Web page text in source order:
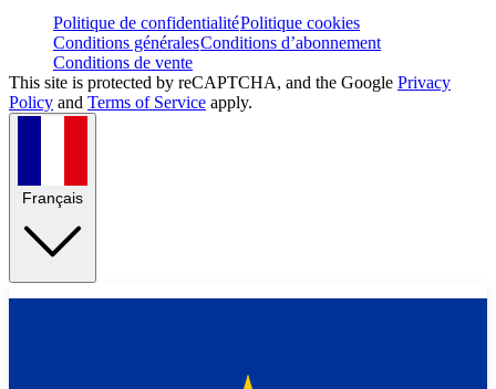
Politique de confidentialitéPolitique cookies
Conditions généralesConditions d’abonnement
Conditions de vente
This site is protected by reCAPTCHA, and the Google Privacy
Policy and Terms of Service apply.
Français